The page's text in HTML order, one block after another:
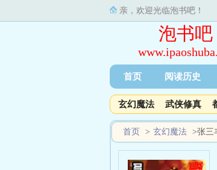
亲，欢迎光临泡书吧！
泡书吧
首页 阅读历史
玄幻魔法 武侠修真
首页 > 玄幻魔法 >张三